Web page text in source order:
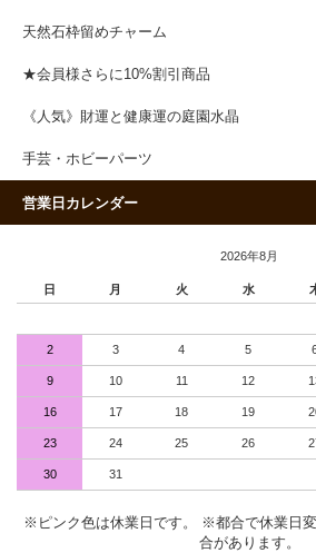
天然石枠留めチャーム
★会員様さらに10%割引商品
《人気》財運と健康運の庭園水晶
手芸・ホビーパーツ
営業日カレンダー
2026年8月
日 月 火 水
2 3 4 5
9 10 11 12
16 17 18 19
23 24 25 26
30 31
※ピンク色は休業日です。 ※都合で休業日
合があります。